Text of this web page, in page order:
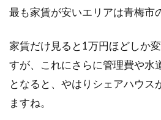
最も家賃が安いエリアは青梅市
家賃だけ見ると1万円ほどしか
すが、これにさらに管理費や水
となると、やはりシェアハウス
ますね。